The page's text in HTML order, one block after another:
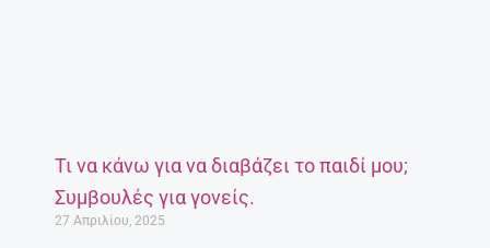
Τι να κάνω για να διαβάζει το παιδί μου;
Συμβουλές για γονείς.
27 Απριλίου, 2025